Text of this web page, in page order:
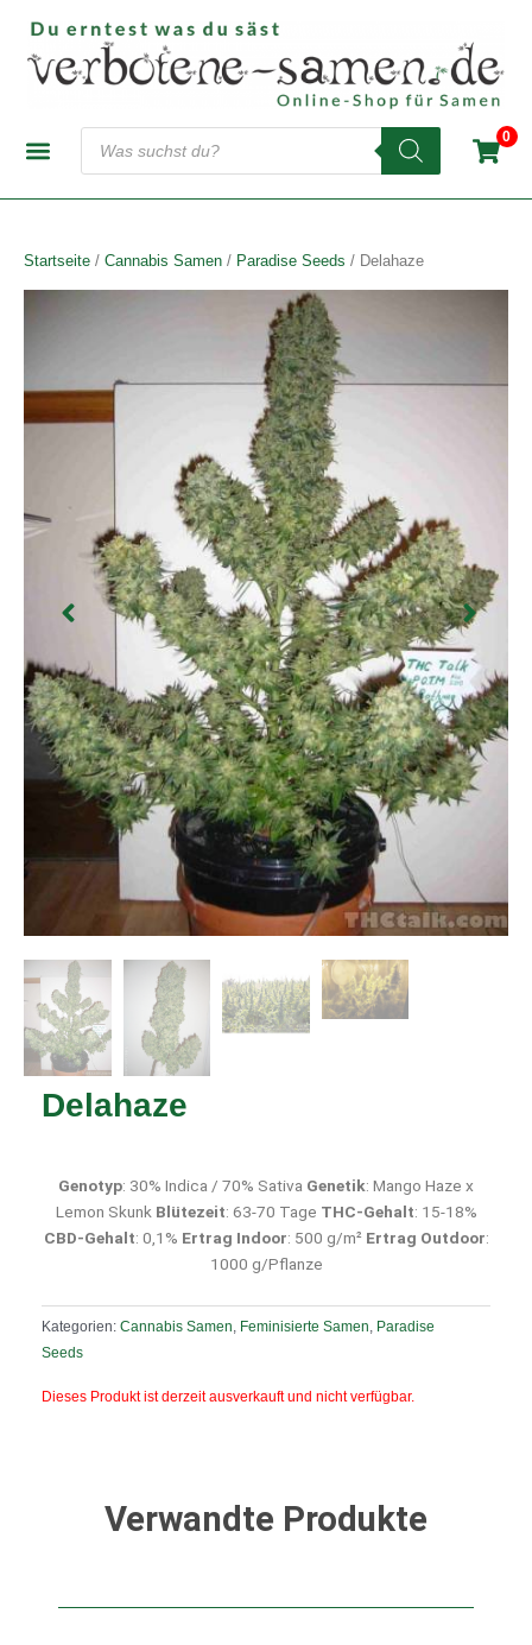
Inhalt
springen
Products
search
0
Startseite / Cannabis Samen / Paradise Seeds / Delahaze
Delahaze
Genotyp: 30% Indica / 70% Sativa Genetik: Mango Haze x
Lemon Skunk Blütezeit: 63-70 Tage THC-Gehalt: 15-18%
CBD-Gehalt: 0,1% Ertrag Indoor: 500 g/m² Ertrag Outdoor:
1000 g/Pflanze
Kategorien: Cannabis Samen, Feminisierte Samen, Paradise
Seeds
Dieses Produkt ist derzeit ausverkauft und nicht verfügbar.
Verwandte Produkte